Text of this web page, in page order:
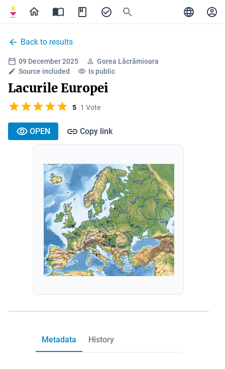
Back to results
09 December 2025
Gorea Lăcrămioara
Source included
Is public
Lacurile Europei
5 1 Vote
OPEN Copy link
Metadata History